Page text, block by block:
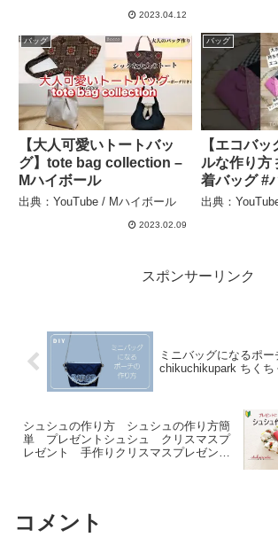
2023.04.12
メイドバ
る、裂き織
です。 –
チャンネル
バッグ
【大人可愛いトートバッ
グ】tote bag collection –
Mハイボール
出典：YouTube / Mハイボール
2023.02.09
バッグ
【エコバ
ルな作り方
着バッグ #
簡単ソーイ
#sewing #
出典：
スポンサーリンク
ミニバッグになるポ
chikuchikupark ちくち
シュシュの作り方 シュシュの作り方簡
単 プレゼントシュシュ クリスマスプ
レゼント 手作りクリスマスプレゼント
コメント